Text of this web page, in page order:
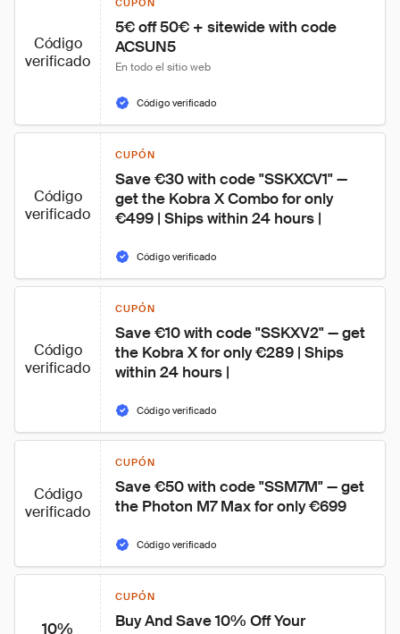
Código
verificado
CUPÓN
5€ off 50€ + sitewide with code
ACSUN5
En todo el sitio web
Código verificado
Código
verificado
CUPÓN
Save €30 with code "SSKXCV1" —
get the Kobra X Combo for only
€499 | Ships within 24 hours |
Código verificado
Código
verificado
CUPÓN
Save €10 with code "SSKXV2" — get
the Kobra X for only €289 | Ships
within 24 hours |
Código verificado
Código
verificado
CUPÓN
Save €50 with code "SSM7M" — get
the Photon M7 Max for only €699
Código verificado
10%
CUPÓN
Buy And Save 10% Off Your